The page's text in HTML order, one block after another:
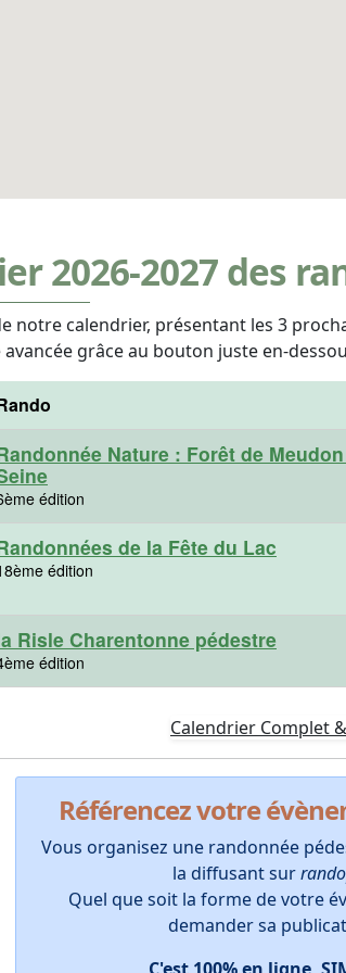
2026-2027 des
notre calendrier, présentant les 3
grâce au bouton juste en-
Nature : Forêt de
édition
de la Fête du Lac
édition
Risle Charentonne pédestre
édition
Calendrier Complet
Référencez votre
Vous organisez une randonnée
la diffusant sur
Quel que soit la forme de votre
demander sa